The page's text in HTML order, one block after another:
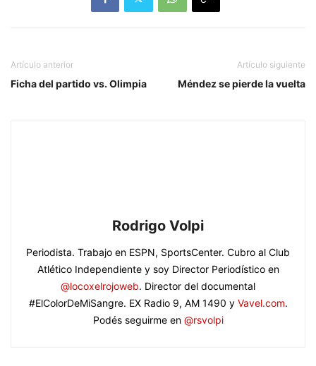
Artículo anterior
Ficha del partido vs. Olimpia
Artículo siguiente
Méndez se pierde la vuelta
Rodrigo Volpi
Periodista. Trabajo en ESPN, SportsCenter. Cubro al Club
Atlético Independiente y soy Director Periodístico en
@locoxelrojoweb. Director del documental
#ElColorDeMiSangre. EX Radio 9, AM 1490 y Vavel.com.
Podés seguirme en @rsvolpi